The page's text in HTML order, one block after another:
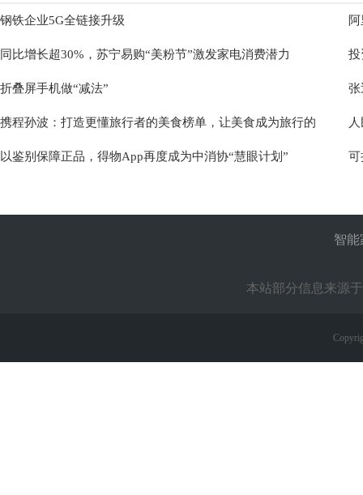
钢铁企业5G全链接升级
同比增长超30%，苏宁易购“美粉节”激发家电消费潜力 投
折叠屏手机做“减法” 张
携程孙波：打造更懂旅行者的美食榜单，让美食成为旅行的
以鉴别保障正品，得物App再度成为中消协“慧眼计划” 可
智能
本站部分信息来源